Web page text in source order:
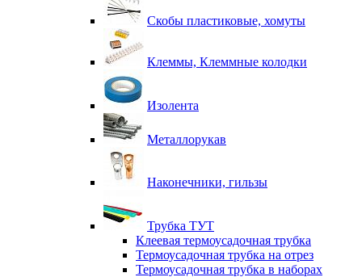
Скобы пластиковые, хомуты
Клеммы, Клеммные колодки
Изолента
Металлорукав
Наконечники, гильзы
Трубка ТУТ
Клеевая термоусадочная трубка
Термоусадочная трубка на отрез
Термоусадочная трубка в наборах